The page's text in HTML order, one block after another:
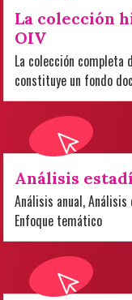
La colección
OIV
La colección completa
constituye un fondo
Análisis
Análisis anual,
Enfoque temático